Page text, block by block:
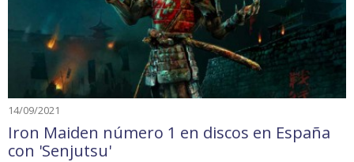
14/09/2021
Iron Maiden número 1 en discos en España
con 'Senjutsu'